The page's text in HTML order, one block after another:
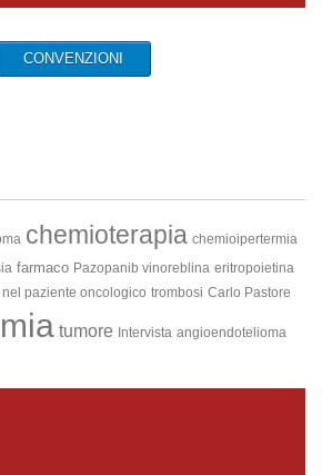
CONVENZIONI
chemioterapia chemioipertermia
farmaco Pazopanib vinoreblina eritropoietina
nel paziente oncologico trombosi Carlo Pastore
tumore Intervista angioendotelioma